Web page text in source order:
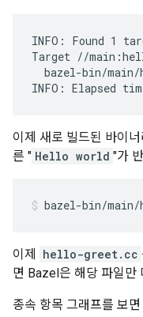
INFO: Found 1
Target //
bazel-bin/main/
이제 새로 빌드된 바이
른 " Hello world "가
bazel-bin/
이제 hello-greet.cc
면 Bazel은 해당 파일만
종속 항목 그래프를 보면